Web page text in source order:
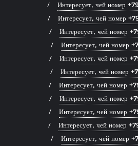
Интересует, чей номер
Интересует, чей номер
Интересует, чей номер
Интересует, чей номер
Интересует, чей номер
Интересует, чей номер
Интересует, чей номер
Интересует, чей номер
Интересует, чей номер
Интересует, чей номер
Интересует, чей номер